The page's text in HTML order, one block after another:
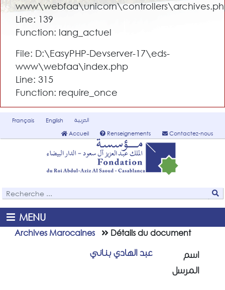
Line: 139
Function: lang_actuel
File: D:\EasyPHP-Devserver-17\eds-
www\webfaa\index.php
Line: 315
Function: require_once
Français English
العربية
Accueil
Renseignements Contactez-nous
MENU
Archives Marocaines Détails du document
عبد الهادي بناني
اسم
المرسل